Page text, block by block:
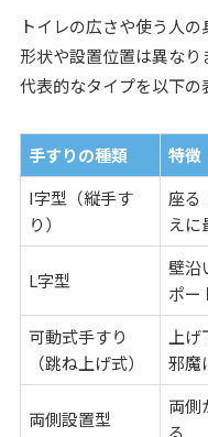
トイレの広さや使う人
形状や設置位置は異なり
代表的なタイプを以下の
手すりの種類 特徴
I字型（縦手す
り）
座る
えに
L字型
壁沿
ポー
可動式手すり
（跳ね上げ式）
上
邪魔
両側設置型
両側
る